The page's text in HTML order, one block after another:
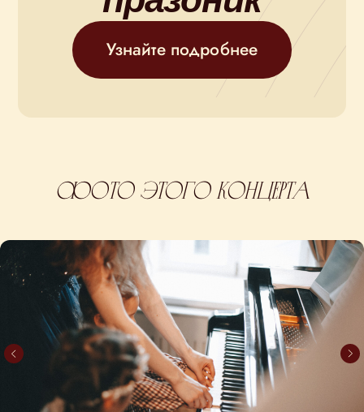
Фото этого концерта
Купите билет
на концерт